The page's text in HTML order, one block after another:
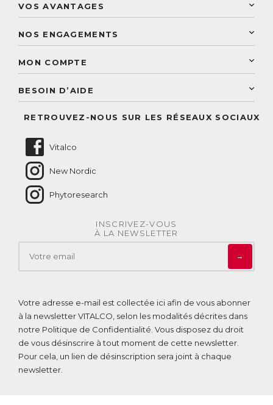
Laboratoire Landais
Découvrez le catalogue
VOS AVANTAGES
Paiement sécurisé
Conseils personnalisés
NOS ENGAGEMENTS
Conseil personnalisé
MON COMPTE
BESOIN D’AIDE
RETROUVEZ-NOUS SUR LES RÉSEAUX SOCIAUX
Vitalco
New Nordic
Phytoresearch
INSCRIVEZ-VOUS
À LA NEWSLETTER
→
Votre adresse e-mail est collectée ici afin de vous abonner
à la newsletter VITALCO, selon les modalités décrites dans
notre Politique de Confidentialité. Vous disposez du droit
de vous désinscrire à tout moment de cette newsletter.
Pour cela, un lien de désinscription sera joint à chaque
newsletter.